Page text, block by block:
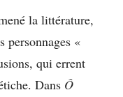
la littérature,
personnages «
qui errent
Dans Ô